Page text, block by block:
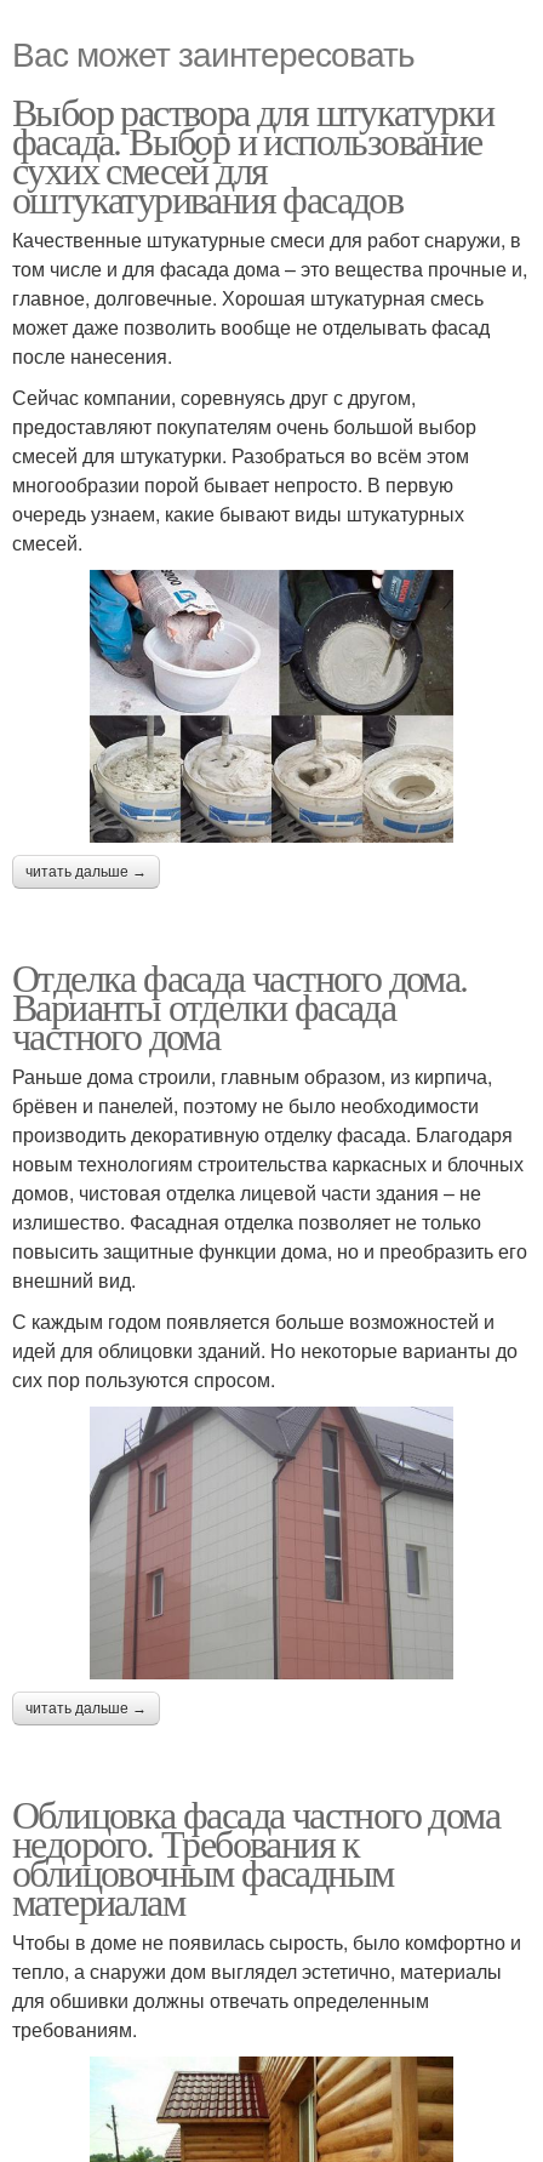
Вас может заинтересовать
Выбор раствора для штукатурки
фасада. Выбор и использование
сухих смесей для
оштукатуривания фасадов
Качественные штукатурные смеси для работ снаружи, в
том числе и для фасада дома – это вещества прочные и,
главное, долговечные. Хорошая штукатурная смесь
может даже позволить вообще не отделывать фасад
после нанесения.
Сейчас компании, соревнуясь друг с другом,
предоставляют покупателям очень большой выбор
смесей для штукатурки. Разобраться во всём этом
многообразии порой бывает непросто. В первую
очередь узнаем, какие бывают виды штукатурных
смесей.
читать дальше →
Отделка фасада частного дома.
Варианты отделки фасада
частного дома
Раньше дома строили, главным образом, из кирпича,
брёвен и панелей, поэтому не было необходимости
производить декоративную отделку фасада. Благодаря
новым технологиям строительства каркасных и блочных
домов, чистовая отделка лицевой части здания – не
излишество. Фасадная отделка позволяет не только
повысить защитные функции дома, но и преобразить его
внешний вид.
С каждым годом появляется больше возможностей и
идей для облицовки зданий. Но некоторые варианты до
сих пор пользуются спросом.
читать дальше →
Облицовка фасада частного дома
недорого. Требования к
облицовочным фасадным
материалам
Чтобы в доме не появилась сырость, было комфортно и
тепло, а снаружи дом выглядел эстетично, материалы
для обшивки должны отвечать определенным
требованиям.